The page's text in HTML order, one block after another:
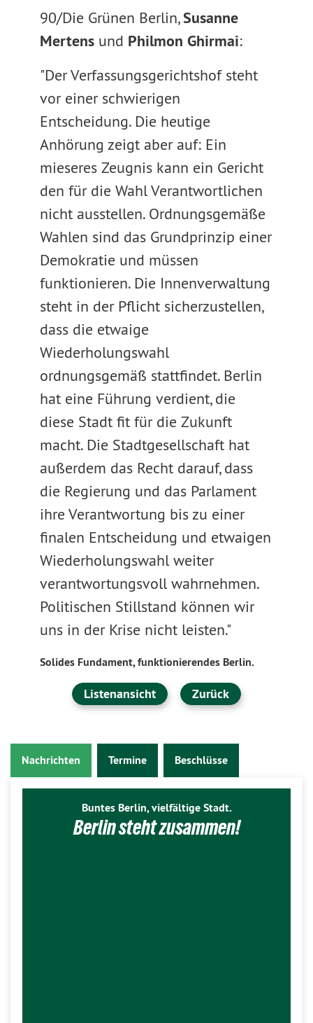
90/Die Grünen Berlin,Susanne
Mertens und Philmon Ghirmai:
"Der Verfassungsgerichtshof steht
vor einer schwierigen
Entscheidung. Die heutige
Anhörung zeigt aber auf: Ein
mieseres Zeugnis kann ein Gericht
den für die Wahl Verantwortlichen
nicht ausstellen. Ordnungsgemäße
Wahlen sind das Grundprinzip einer
Demokratie und müssen
funktionieren. Die Innenverwaltung
steht in der Pflicht sicherzustellen,
dass die etwaige
Wiederholungswahl
ordnungsgemäß stattfindet. Berlin
hat eine Führung verdient, die
diese Stadt fit für die Zukunft
macht. Die Stadtgesellschaft hat
außerdem das Recht darauf, dass
die Regierung und das Parlament
ihre Verantwortung bis zu einer
finalen Entscheidung und etwaigen
Wiederholungswahl weiter
verantwortungsvoll wahrnehmen.
Politischen Stillstand können wir
uns in der Krise nicht leisten."
Solides Fundament, funktionierendes Berlin.
Listenansicht Zurück
Nachrichten Termine Beschlüsse
Buntes Berlin, vielfältige Stadt.
Berlin steht zusammen!